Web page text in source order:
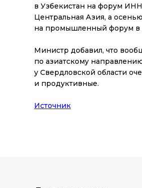
в Узбекистан на форум
Центральная Азия, а
на промышленный форум в
Министр добавил, что
по азиатскому
у Свердловской области
и продуктивные.
Источник